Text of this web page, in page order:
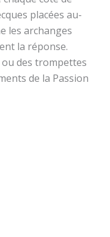
placées au-
les archanges
la réponse.
des trompettes
de la Passion